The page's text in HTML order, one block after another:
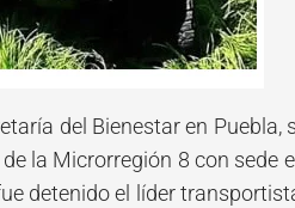
del Bienestar en Puebla,
la Microrregión 8 con sede
detenido el líder